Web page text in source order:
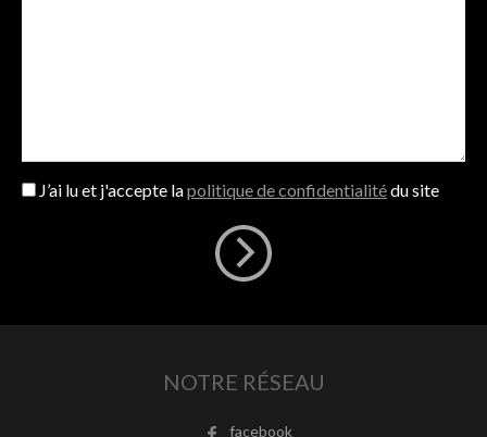
J’ai lu et j'accepte lapolitique de confidentialitédu site
NOTRE RÉSEAU
facebook